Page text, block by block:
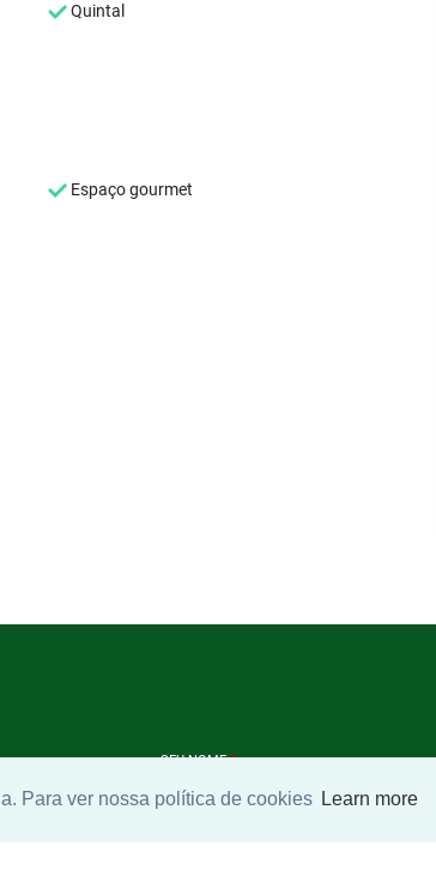
Para ver nossa política de cookies Learn more
Quintal
Espaço gourmet
SEU NOME*